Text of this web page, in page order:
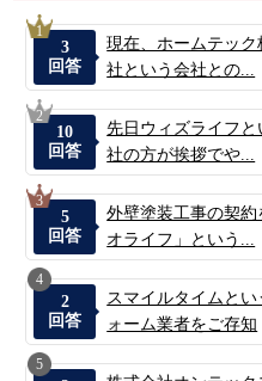
1
3
回答
現在、ホームテック
社という会社との...
2
10
回答
先日ウィズライフと
社の方が挨拶でや...
3
5
回答
外壁塗装工事の契約
オライフ」という...
4
2
回答
スマイルタイムとい
ォーム業者をご存知
5